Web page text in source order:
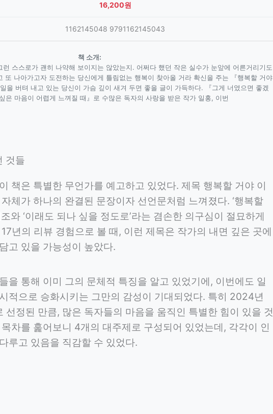
16,200원
1162145048 9791162145043
책 소개:
스스로가 괜히 나약해 보이지는 않았는지. 어쩌다 했던 작은 실수가 눈앞에 어른거리기도
또 나아가고자 도전하는 당신에게 틀림없는 행복이 찾아올 거라 확신을 주는 『행복할 거야
을 버텨 내고 있는 당신이 가슴 깊이 새겨 두면 좋을 글이 가득하다. 『그게 너였으면 좋겠
은 마음이 어렵게 느껴질 때』로 수많은 독자의 사랑을 받은 작가 일홍, 이번
것들
책은 특별한 무언가를 예고하고 있었다. 제목 행복할 거야 이
체가 하나의 완결된 문장이자 선언문처럼 느껴졌다. ‘행복할
와 ‘이래도 되나 싶을 정도로’라는 겸손한 의구심이 절묘하게
년의 리뷰 경험으로 볼 때, 이런 제목은 작가의 내면 깊은 곳에
고 있을 가능성이 높았다.
을 통해 이미 그의 문체적 특징을 알고 있었기에, 이번에도 일
적으로 승화시키는 그만의 감성이 기대되었다. 특히 2024년
선정된 만큼, 많은 독자들의 마음을 움직인 특별한 힘이 있을 것
차를 훑어보니 4개의 대주제로 구성되어 있었는데, 각각이 인
루고 있음을 직감할 수 있었다.